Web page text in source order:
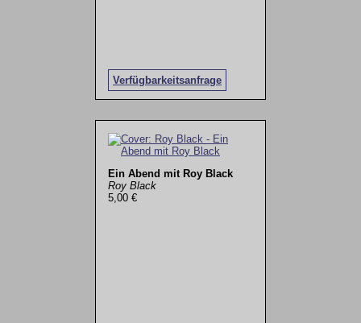
Verfügbarkeitsanfrage
Ein Abend mit Roy Black
Roy Black
5,00 €